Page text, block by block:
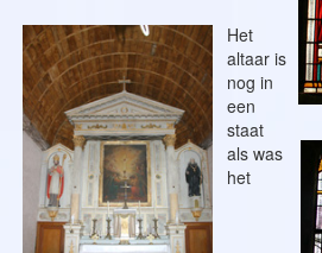
Het
altaar is
nog in
een
staat
als was
het